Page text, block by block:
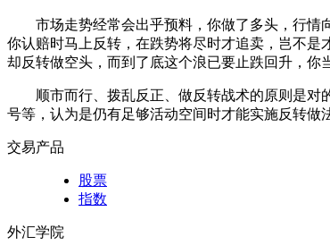
市场走势经常会出乎预料，你做了多头，行情
你认赔时马上反转，在跌势将尽时才追卖，岂不
却反转做空头，而到了底这个浪已要止跌回升，你
顺市而行、拨乱反正、做反转战术的原则是
号等，认为是仍有足够活动空间时才能实施反转做
交易产品
股票
指数
外汇学院